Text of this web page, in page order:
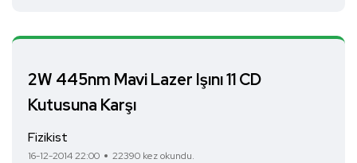
2W 445nm Mavi Lazer Işını 11 CD
Kutusuna Karşı
Fizikist
16-12-2014 22:00 22390 kez okundu.